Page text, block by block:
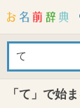
「て」で始